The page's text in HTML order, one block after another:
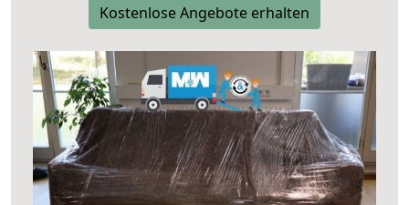
Kostenlose Angebote erhalten